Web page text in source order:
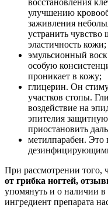
улучшению
заживления
устранить
эластичность кожи;
эмульсионный
особую
проникает в кожу;
глицерин. Он
участков стопы.
воздействие на
эпителия защитную
приостановить
метилпарабен. Это
При рассмотрении того,
от грибка ногтей,
упомянуть и о наличии
ингредиент препарата